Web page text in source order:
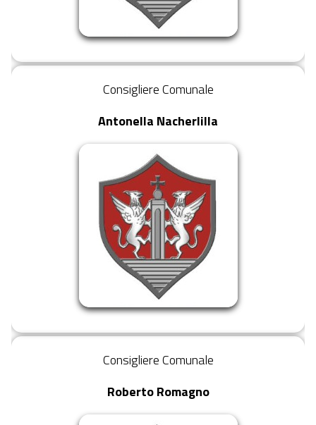
Consigliere Comunale
Antonella Nacherlilla
Consigliere Comunale
Roberto Romagno